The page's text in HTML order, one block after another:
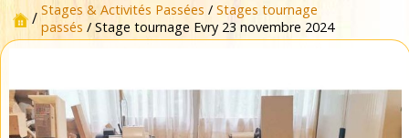
/ Stages & Activités Passées /Stages tournage
passés / Stage tournage Evry 23 novembre 2024